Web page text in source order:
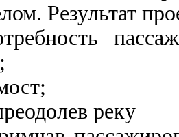
Результат
реку